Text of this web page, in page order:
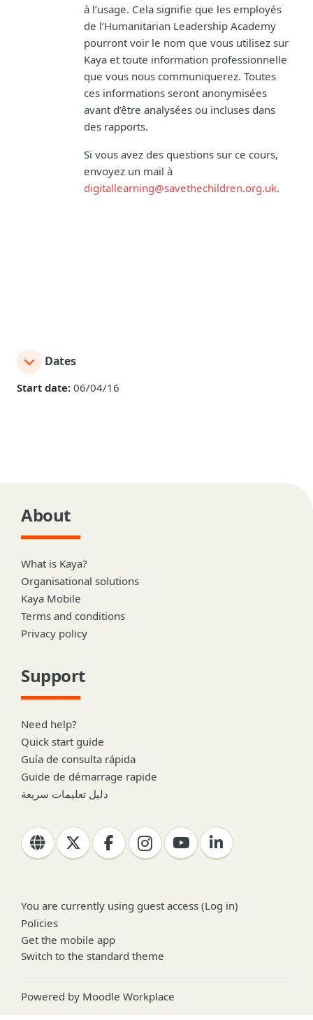
à l’usage. Cela signifie que les employés
de l’Humanitarian Leadership Academy
pourront voir le nom que vous utilisez sur
Kaya et toute information professionnelle
que vous nous communiquerez. Toutes
ces informations seront anonymisées
avant d’être analysées ou incluses dans
des rapports.
Si vous avez des questions sur ce cours,
envoyez un mail à
digitallearning@savethechildren.org.uk.
Dates
Start date: 06/04/16
About
What is Kaya?
Organisational solutions
Kaya Mobile
Terms and conditions
Privacy policy
Support
Need help?
Quick start guide
Guía de consulta rápida
Guide de démarrage rapide
دليل تعليمات سريعة
You are currently using guest access (Log in)
Policies
Get the mobile app
Switch to the standard theme
Powered by Moodle Workplace